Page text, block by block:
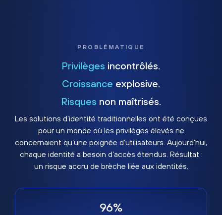
PROBLÉMATIQUE
Privilèges incontrôlés.
Croissance explosive.
Risques non maîtrisés.
Les solutions d’identité traditionnelles ont été conçues
pour un monde où les privilèges élevés ne
concernaient qu’une poignée d’utilisateurs. Aujourd’hui,
chaque identité a besoin d’accès étendus. Résultat :
un risque accru de brèche liée aux identités.
96%